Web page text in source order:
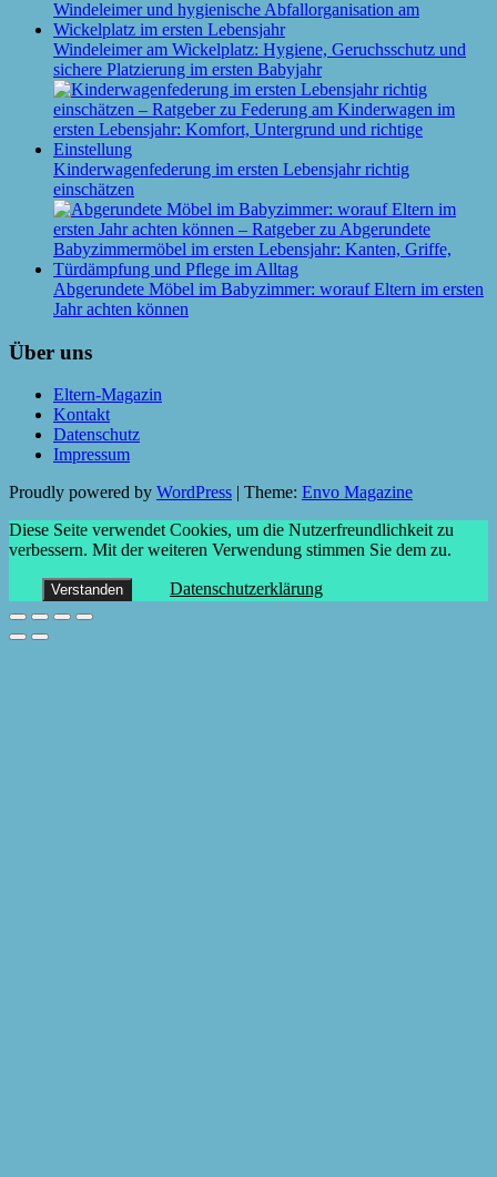
Windeleimer am Wickelplatz: Hygiene, Geruchsschutz und
sichere Platzierung im ersten Babyjahr
Kinderwagenfederung im ersten Lebensjahr richtig
einschätzen
Abgerundete Möbel im Babyzimmer: worauf Eltern im ersten
Jahr achten können
Über uns
Eltern-Magazin
Kontakt
Datenschutz
Impressum
Proudly powered by WordPress Theme: Envo Magazine
Diese Seite verwendet Cookies, um die Nutzerfreundlichkeit zu
verbessern. Mit der weiteren Verwendung stimmen Sie dem zu.
Verstanden Datenschutzerklärung